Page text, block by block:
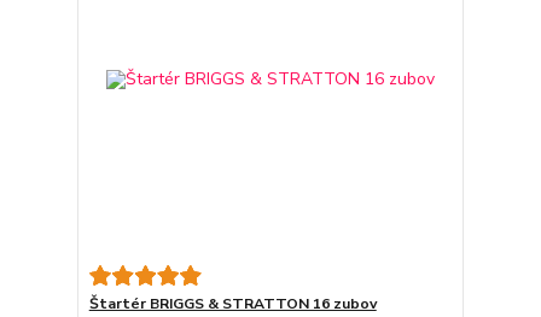
Štartér BRIGGS & STRATTON 16 zubov